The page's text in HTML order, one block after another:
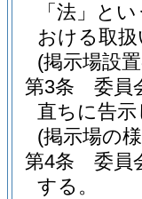
「法」と
おける取
(掲示場設
第3条
委員
直ちに告
(掲示場の
第4条
委員
する。